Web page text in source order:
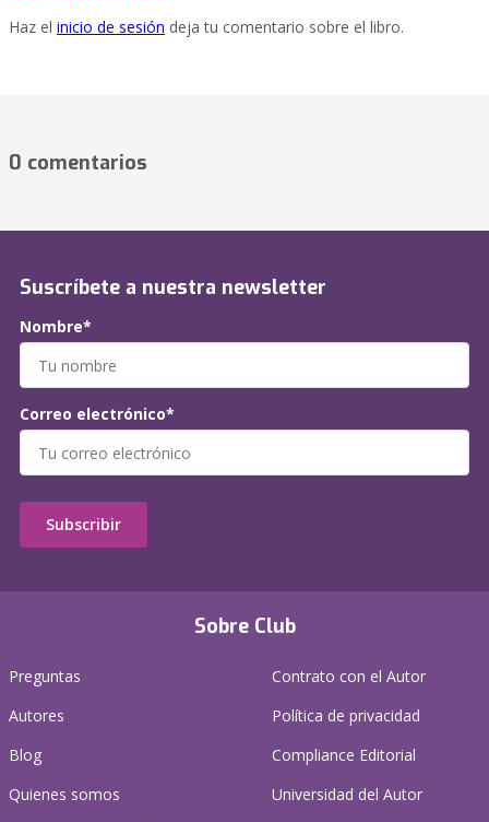
Haz el inicio de sesión deja tu comentario sobre el libro.
0 comentarios
Sobre Club
Preguntas
Autores
Blog
Quienes somos
Contrato con el Autor
Política de privacidad
Compliance Editorial
Universidad del Autor
Suscríbete a nuestra newsletter
Nombre*
Correo electrónico*
Subscribir